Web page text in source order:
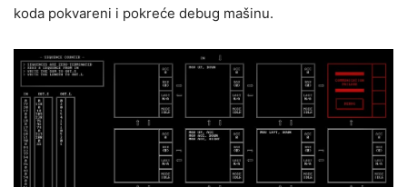
koda pokvareni i pokreće debug mašinu.